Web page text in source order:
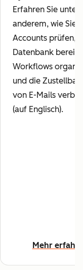
Erfahren Sie unter
anderem, wie Sie
Accounts prüfen,
Datenbank
Workflows
und die
von E-Mails
(auf Englisch).
Mehr